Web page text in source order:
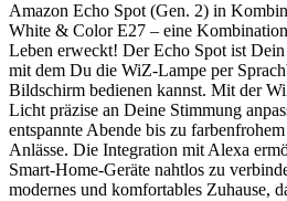
Amazon Echo Spot (Gen. 2) in
White & Color E27 – eine
Leben erweckt! Der Echo Spot ist
mit dem Du die WiZ-Lampe per
Bildschirm bedienen kannst. Mit der
Licht präzise an Deine Stimmung
entspannte Abende bis zu
Anlässe. Die Integration mit Alexa
Smart-Home-Geräte nahtlos zu
modernes und komfortables Zuhause,